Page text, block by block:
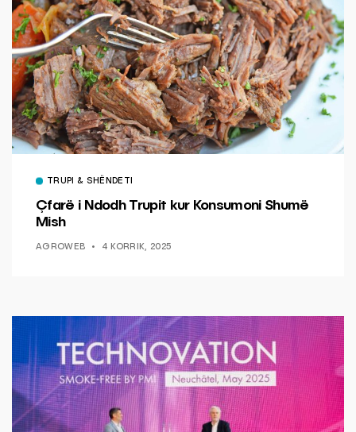
TRUPI & SHËNDETI
Çfarë i Ndodh Trupit kur Konsumoni Shumë
Mish
AGROWEB 4 KORRIK, 2025